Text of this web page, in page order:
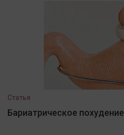
Статья
Бариатрическое похудение